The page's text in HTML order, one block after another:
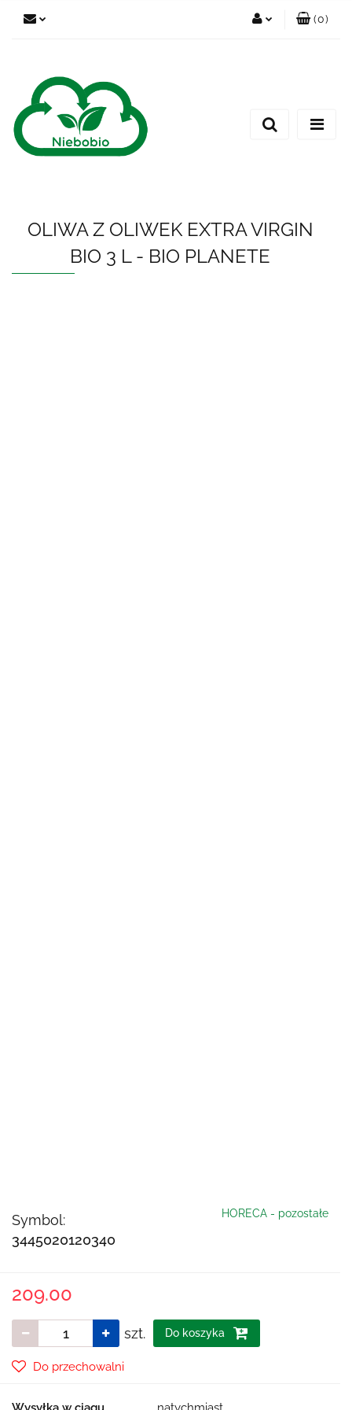
(0)
OLIWA Z OLIWEK EXTRA VIRGIN
BIO 3 L - BIO PLANETE
Symbol:
3445020120340
HORECA - pozostałe
209.00
szt. Do koszyka
Do przechowalni